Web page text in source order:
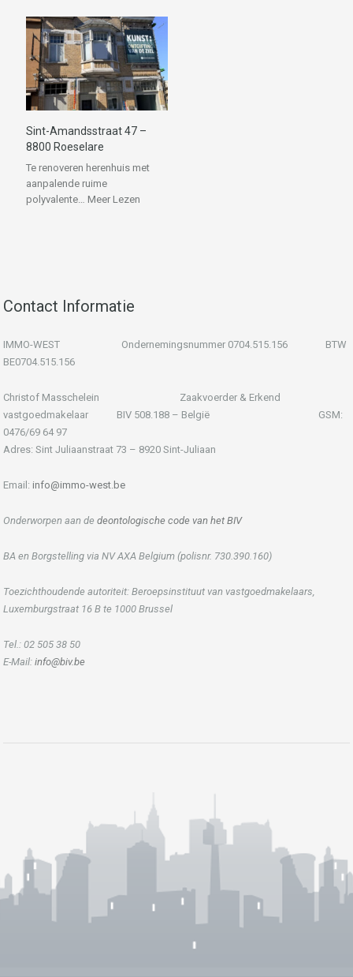
Sint-Amandsstraat 47 –
8800 Roeselare
Te renoveren herenhuis met
aanpalende ruime
polyvalente… Meer Lezen
Contact Informatie
IMMO-WEST Ondernemingsnummer 0704.515.156 BTW
BE0704.515.156
Christof Masschelein Zaakvoerder & Erkend
vastgoedmakelaar BIV 508.188 – België GSM:
0476/69 64 97
Adres: Sint Juliaanstraat 73 – 8920 Sint-Juliaan
Email: info@immo-west.be
Onderworpen aan de deontologische code van het BIV
BA en Borgstelling via NV AXA Belgium (polisnr. 730.390.160)
Toezichthoudende autoriteit: Beroepsinstituut van vastgoedmakelaars,
Luxemburgstraat 16 B te 1000 Brussel
Tel.: 02 505 38 50
E-Mail: info@biv.be